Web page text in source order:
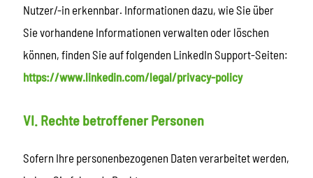
Nutzer/-in erkennbar. Informationen dazu, wie Sie über
Sie vorhandene Informationen verwalten oder löschen
können, finden Sie auf folgenden LinkedIn Support-Seiten:
https://www.linkedin.com/legal/privacy-policy
VI. Rechte betroffener Personen
Sofern Ihre personenbezogenen Daten verarbeitet werden,